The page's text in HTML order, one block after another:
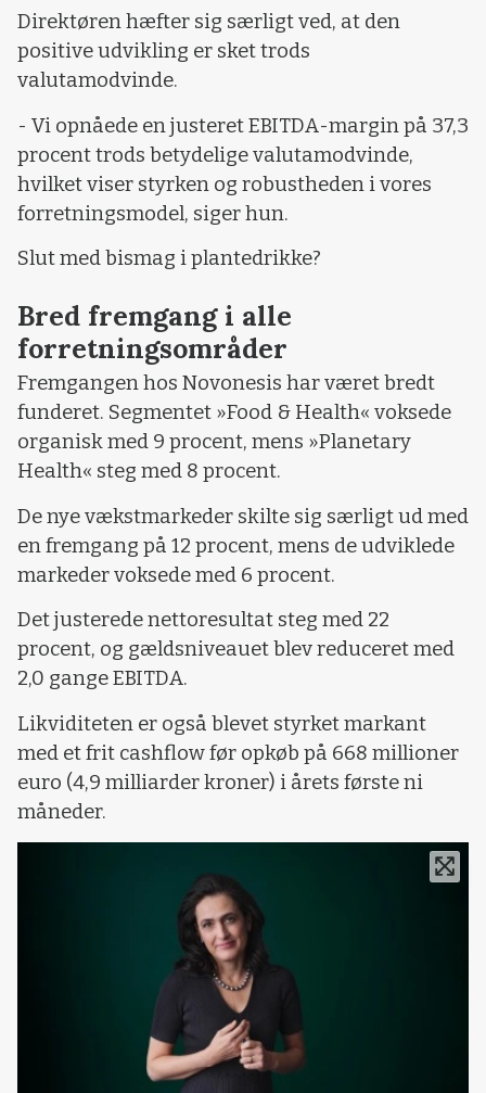
Direktøren hæfter sig særligt ved, at den
positive udvikling er sket trods
valutamodvinde.
- Vi opnåede en justeret EBITDA-margin på 37,3
procent trods betydelige valutamodvinde,
hvilket viser styrken og robustheden i vores
forretningsmodel, siger hun.
Slut med bismag i plantedrikke?
Bred fremgang i alle
forretningsområder
Fremgangen hos Novonesis har været bredt
funderet. Segmentet »Food & Health« voksede
organisk med 9 procent, mens »Planetary
Health« steg med 8 procent.
De nye vækstmarkeder skilte sig særligt ud med
en fremgang på 12 procent, mens de udviklede
markeder voksede med 6 procent.
Det justerede nettoresultat steg med 22
procent, og gældsniveauet blev reduceret med
2,0 gange EBITDA.
Likviditeten er også blevet styrket markant
med et frit cashflow før opkøb på 668 millioner
euro (4,9 milliarder kroner) i årets første ni
måneder.